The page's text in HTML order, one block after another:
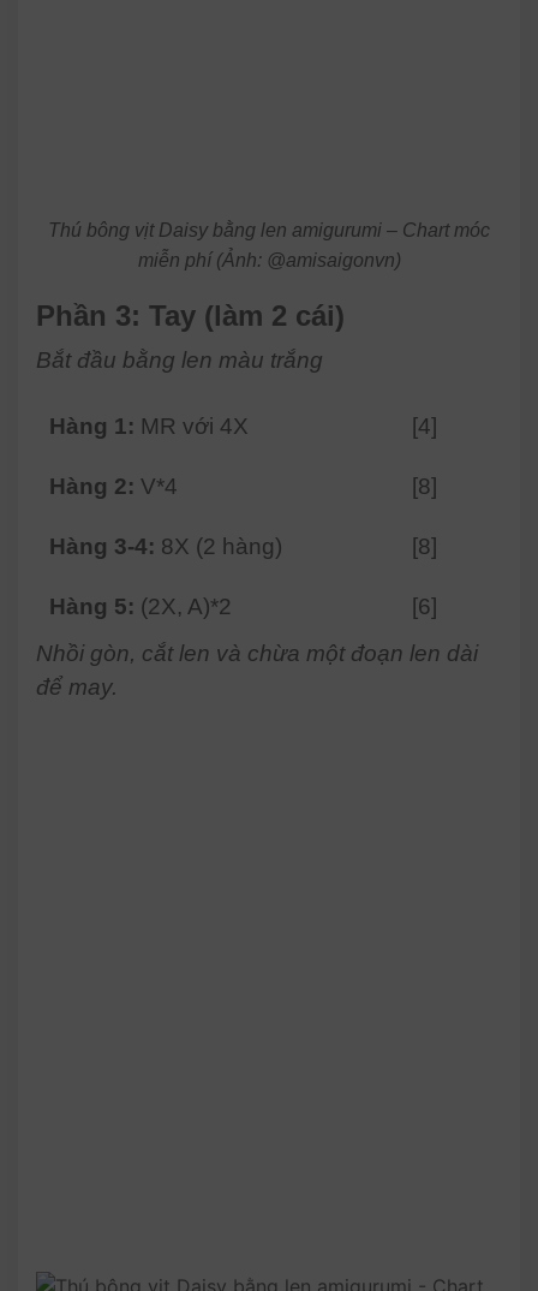
Thú bông vịt Daisy bằng len amigurumi – Chart móc
miễn phí (Ảnh: @amisaigonvn)
Phần 3: Tay (làm 2 cái)
Bắt đầu bằng len màu trắng
Hàng 1: MR với 4X [4]
Hàng 2: V*4 [8]
Hàng 3-4: 8X (2 hàng) [8]
Hàng 5: (2X, A)*2
[6]
Nhồi gòn, cắt len và chừa một đoạn len dài
để may.